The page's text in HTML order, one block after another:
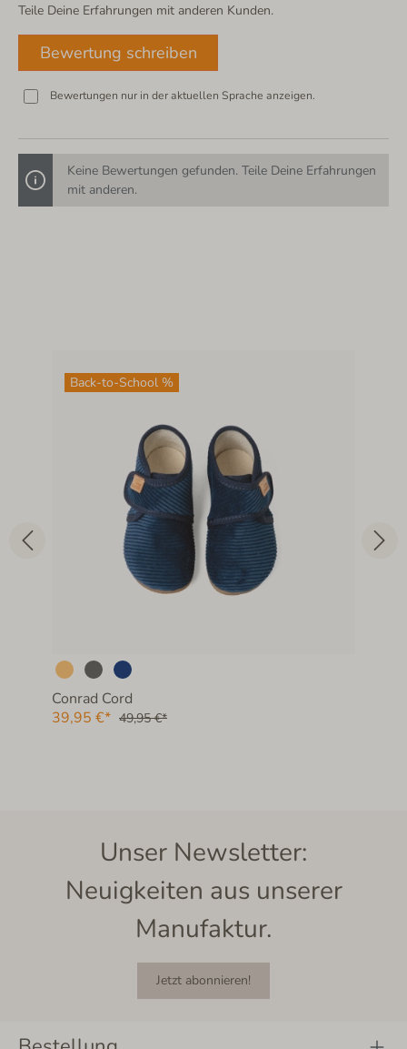
Teile Deine Erfahrungen mit anderen Kunden.
Bewertung schreiben
Bewertungen nur in der aktuellen Sprache anzeigen.
Keine Bewertungen gefunden. Teile Deine Erfahrungen
mit anderen.
Back-to-School %
Conrad Cord
39,95 €* 49,95 €*
Unser Newsletter:
Neuigkeiten aus unserer
Manufaktur.
Jetzt abonnieren!